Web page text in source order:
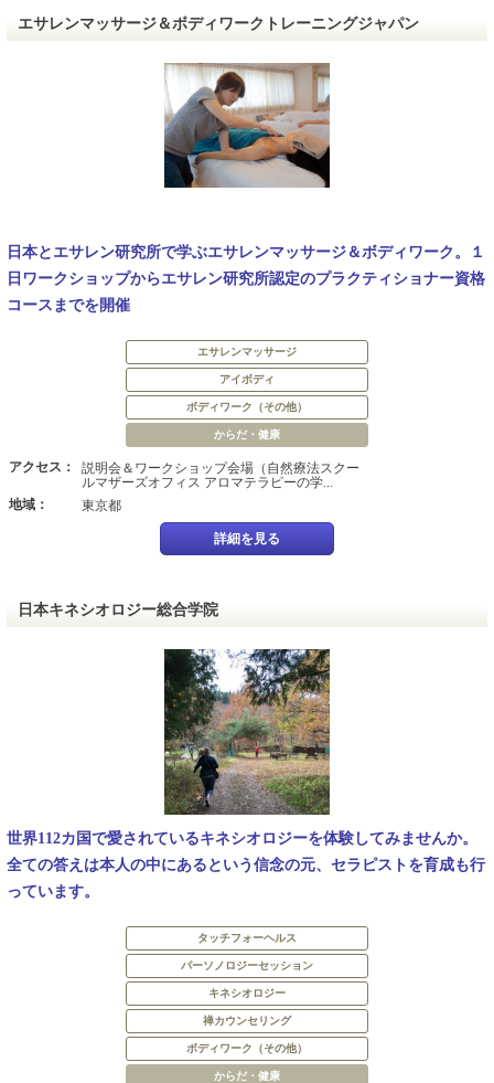
エサレンマッサージ＆ボディワークトレーニングジャパン
日本とエサレン研究所で学ぶエサレンマッサージ＆ボディワーク。１
日ワークショップからエサレン研究所認定のプラクティショナー資格
コースまでを開催
エサレンマッサージ
アイボディ
ボディワーク（その他）
からだ・健康
アクセス：
説明会＆ワークショップ会場（自然療法スクー
ルマザーズオフィス アロマテラピーの学...
地域：
東京都
詳細を見る
日本キネシオロジー総合学院
世界112カ国で愛されているキネシオロジーを体験してみませんか。
全ての答えは本人の中にあるという信念の元、セラピストを育成も行
っています。
タッチフォーヘルス
パーソノロジーセッション
キネシオロジー
禅カウンセリング
ボディワーク（その他）
からだ・健康